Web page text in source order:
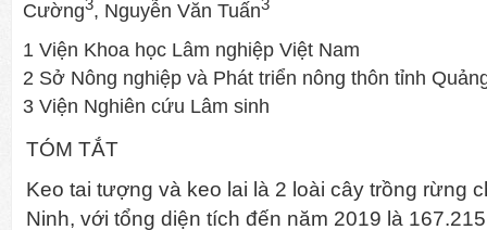
Cường , Nguyễn Văn Tuấn
1 Viện Khoa học Lâm nghiệp Việt Nam
2 Sở Nông nghiệp và Phát triển nông thôn tỉnh
3 Viện Nghiên cứu Lâm sinh
TÓM TẮT
Keo tai tượng và keo lai là 2 loài cây trồng rừng
Ninh, với tổng diện tích đến năm 2019 là